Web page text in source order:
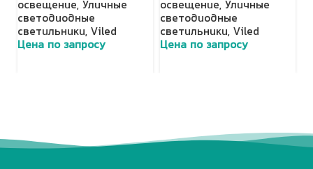
освещение, Уличные
светодиодные
светильники, Viled
Цена по запросу
освещение, Уличные
светодиодные
светильники, Viled
Цена по запросу